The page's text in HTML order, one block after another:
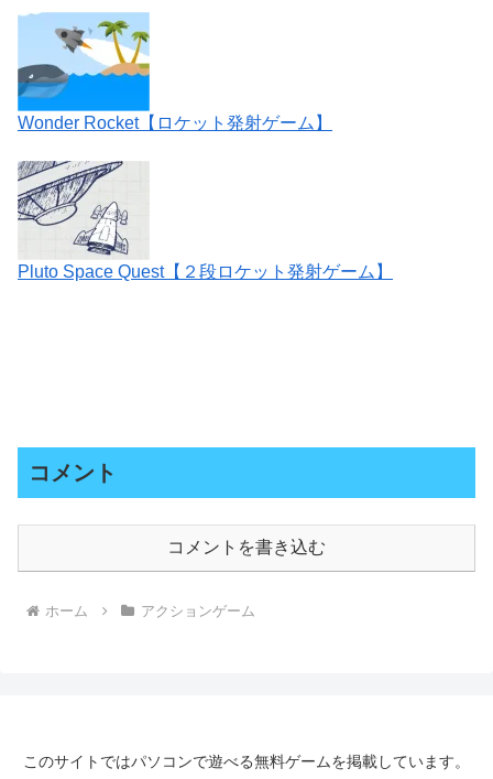
Wonder Rocket【ロケット発射ゲーム】
Pluto Space Quest【２段ロケット発射ゲーム】
コメント
コメントを書き込む
ホーム アクションゲーム
このサイトではパソコンで遊べる無料ゲームを掲載しています。